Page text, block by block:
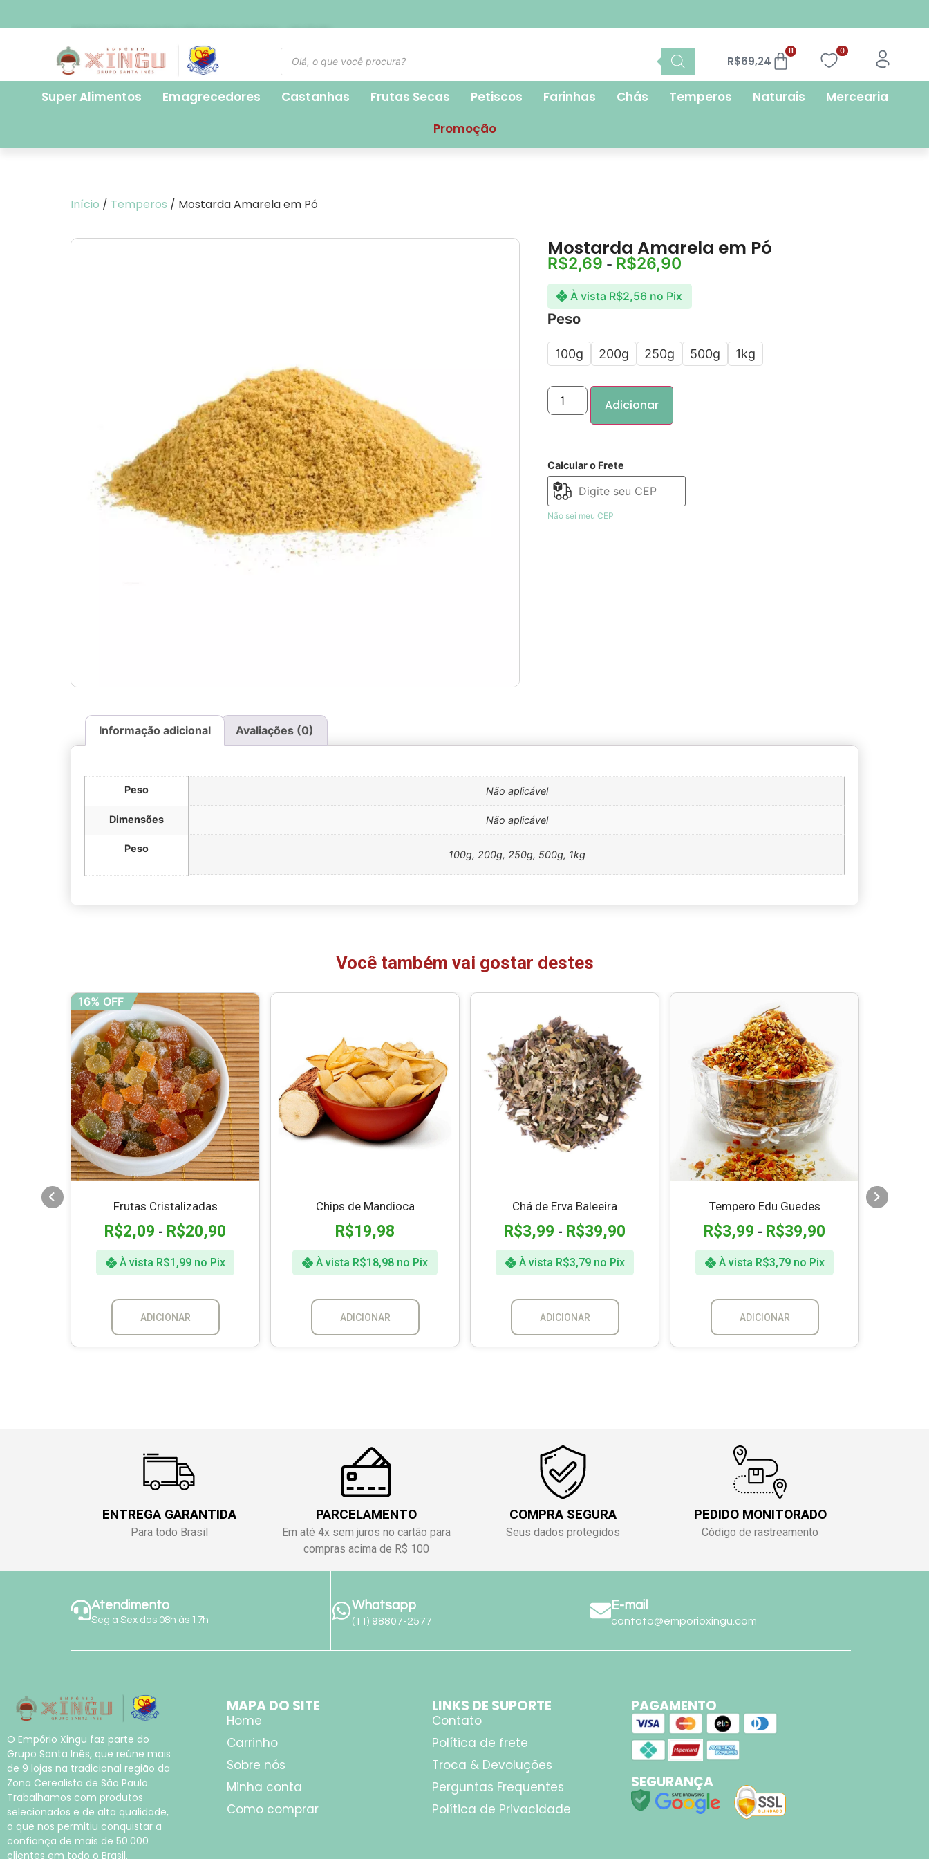
R$69,24
11 0
Super Alimentos Emagrecedores Castanhas Frutas Secas Petiscos Farinhas Chás Temperos Naturais
Mercearia
Promoção
Início / Temperos / Mostarda Amarela em Pó
Mostarda Amarela em Pó
R$2,69 - R$26,90
À vista R$2,56 no Pix
Peso
100g 200g 250g 500g 1kg
Adicionar
Calcular o Frete
Não sei meu CEP
Informação adicional Avaliações (0)
Peso Não aplicável
Dimensões Não aplicável
Peso
100g, 200g, 250g, 500g, 1kg
Você também vai gostar destes
16% OFF
Frutas Cristalizadas
R$2,09 - R$20,90
À vista R$1,99 no Pix
ADICIONAR
Chips de Mandioca
R$19,98
À vista R$18,98 no Pix
ADICIONAR
Chá de Erva Baleeira
R$3,99 - R$39,90
À vista R$3,79 no Pix
ADICIONAR
Tempero Edu Guedes
R$3,99 - R$39,90
À vista R$3,79 no Pix
ADICIONAR
ENTREGA GARANTIDA
Para todo Brasil
PARCELAMENTO
Em até 4x sem juros no cartão para
compras acima de R$ 100
COMPRA SEGURA
Seus dados protegidos
PEDIDO MONITORADO
Código de rastreamento
Atendimento
Seg a Sex das 08h às 17h
Whatsapp
(11) 98807-2577
E-mail
contato@emporioxingu.com
O Empório Xingu faz parte do
Grupo Santa Inês, que reúne mais
de 9 lojas na tradicional região da
Zona Cerealista de São Paulo.
Trabalhamos com produtos
selecionados e de alta qualidade,
o que nos permitiu conquistar a
confiança de mais de 50.000
clientes em todo o Brasil.
MAPA DO SITE
Home
Carrinho
Sobre nós
Minha conta
Como comprar
LINKS DE SUPORTE
Contato
Política de frete
Troca & Devoluções
Perguntas Frequentes
Política de Privacidade
PAGAMENTO
SEGURANÇA